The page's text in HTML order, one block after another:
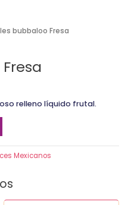
bubbaloo Fresa
relleno líquido frutal.
Mexicanos